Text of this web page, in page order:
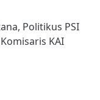
Politikus PSI
KAI